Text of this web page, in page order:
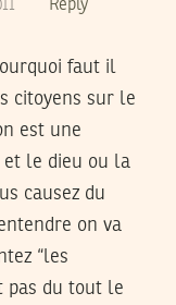
Reply
faut il
citoyens sur le
est une
le dieu ou la
causez du
on va
“les
pas du tout le